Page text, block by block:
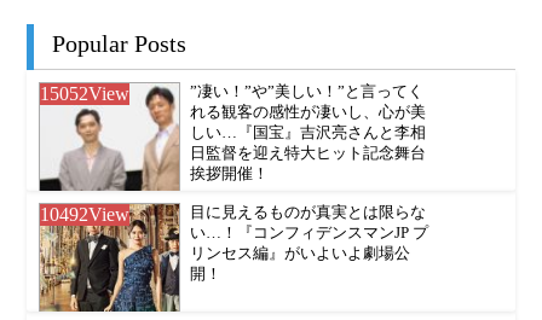
Popular Posts
15052View
”凄い！”や”美しい！”と言ってく
れる観客の感性が凄いし、心が美
しい…『国宝』吉沢亮さんと李相
日監督を迎え特大ヒット記念舞台
挨拶開催！
10492View
目に見えるものが真実とは限らな
い…！『コンフィデンスマンJP プ
リンセス編』がいよいよ劇場公
開！